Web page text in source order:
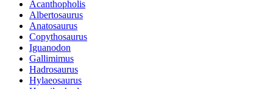
Acanthopholis
Albertosaurus
Anatosaurus
Copythosaurus
Iguanodon
Gallimimus
Hadrosaurus
Hylaeosaurus